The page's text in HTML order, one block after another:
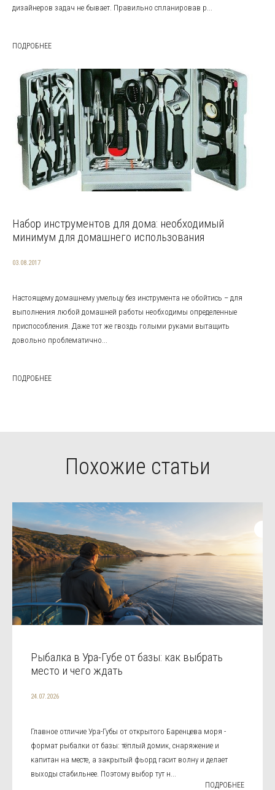
дизайнеров задач не бывает. Правильно спланировав р...
ПОДРОБНЕЕ
Набор инструментов для дома: необходимый
минимум для домашнего использования
03.08.2017
Настоящему домашнему умельцу без инструмента не обойтись – для
выполнения любой домашней работы необходимы определенные
приспособления. Даже тот же гвоздь голыми руками вытащить
довольно проблематично...
ПОДРОБНЕЕ
Похожие статьи
Рыбалка в Ура-Губе от базы: как выбрать
место и чего ждать
24.07.2026
Главное отличие Ура-Губы от открытого Баренцева моря -
формат рыбалки от базы: тёплый домик, снаряжение и
капитан на месте, а закрытый фьорд гасит волну и делает
выходы стабильнее. Поэтому выбор тут н...
ПОДРОБНЕЕ